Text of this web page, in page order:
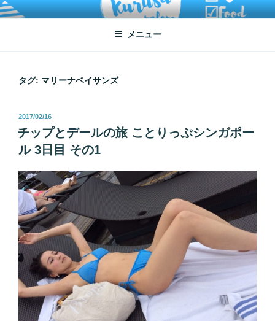
コ
ン
ン
ATSUKO KURUSU SALONE
written by Atsuko Kurusu
メニュー
タグ: マリーナベイサンズ
投
稿
日:
2017/02/16
チップとデールの旅 ことりっぷシンガポー
ル 3日目 その1